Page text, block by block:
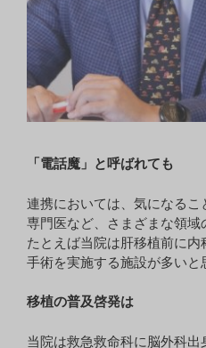
「電話魔」と呼ばれても
連携においては、気になる
専門医など、さまざまな領域
たとえば当院は肝移植前に
手術を実施する施設が多いと
移植の普及啓発は
当院は救急救命科に脳外科